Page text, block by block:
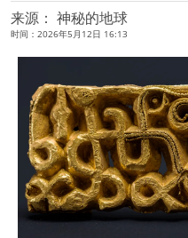
来源： 神秘的地球
时间：2026年5月12日 16:13